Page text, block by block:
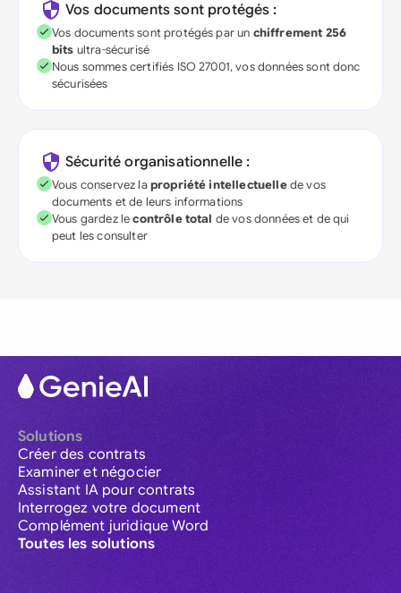
Vos documents sont protégés :
Vos documents sont protégés par un chiffrement 256
bits ultra-sécurisé
Nous sommes certifiés ISO 27001, vos données sont donc
sécurisées
Sécurité organisationnelle :
Vous conservez lapropriété intellectuellede vos
documents et de leurs informations
Vous gardez lecontrôle total de vos données et de qui
peut les consulter
Solutions
Créer des contrats
Examiner et négocier
Assistant IA pour contrats
Interrogez votre document
Complément juridique Word
Toutes les solutions